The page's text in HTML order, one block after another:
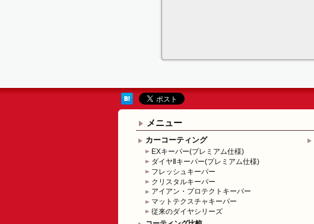
メニュー
カーコーティング
EXキーパー(プレミアム仕様)
ダイヤⅡキーパー(プレミアム仕様)
フレッシュキーパー
クリスタルキーパー
アイアン・プロテクトキーパー
マットテクスチャキーパー
従来のダイヤシリーズ